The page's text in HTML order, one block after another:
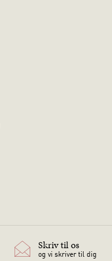
Skriv til os
og vi skriver til dig